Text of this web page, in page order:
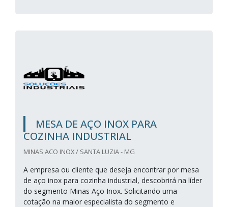
MESA DE AÇO INOX PARA
COZINHA INDUSTRIAL
MINAS ACO INOX / SANTA LUZIA - MG
A empresa ou cliente que deseja encontrar por mesa
de aço inox para cozinha industrial, descobrirá na líder
do segmento Minas Aço Inox. Solicitando uma
cotação na maior especialista do segmento e